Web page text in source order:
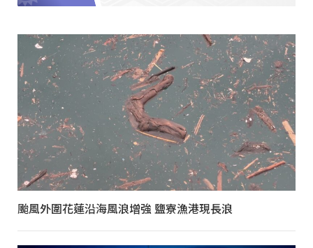
颱風外圍花蓮沿海風浪增強 鹽寮漁港現長浪